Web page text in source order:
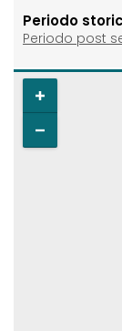
Periodo
Periodo post